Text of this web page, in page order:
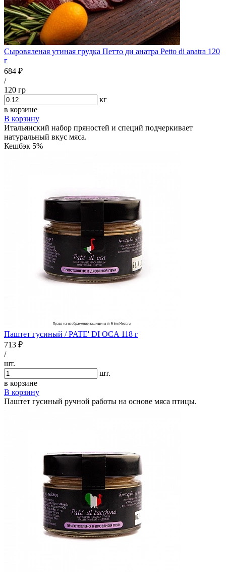
Сыровяленая утиная грудка Петто ди анатра Petto di anatra 120
г
684 ₽
/
120 гр
кг
в корзине
В корзину
Итальянский набор пряностей и специй подчеркивает
натуральный вкус мяса.
Кешбэк 5%
Паштет гусиный / PATE' DI OCA 118 г
713 ₽
/
шт.
шт.
в корзине
В корзину
Паштет гусиный ручной работы на основе мяса птицы.